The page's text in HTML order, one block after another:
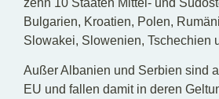
zehn 10 Staaten Mittel- und
Bulgarien, Kroatien, Polen,
Slowakei, Slowenien, Tschechien
Außer Albanien und Serbien sind
EU und fallen damit in deren